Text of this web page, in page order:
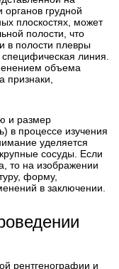
грудной
плоскостях, может
полости, что
в полости плевры
линия.
объема
признаки,
и размер
в процессе изучения
уделяется
сосуды. Если
то на изображении
форму,
в заключении.
рентгенографии и